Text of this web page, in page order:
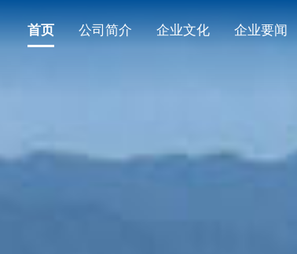
首页 公司简介 企业文化 企业要闻